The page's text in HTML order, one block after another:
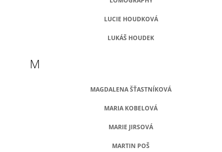
LUCIE HOUDKOVÁ
LUKÁŠ HOUDEK
M
MAGDALENA ŠŤASTNÍKOVÁ
MARIA KOBELOVÁ
MARIE JIRSOVÁ
MARTIN POŠ